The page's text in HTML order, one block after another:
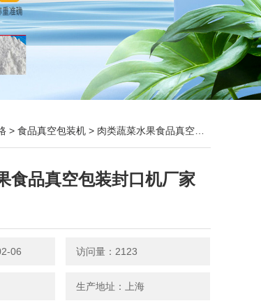
> 食品真空包装机 > 肉类蔬菜水果食品真空包装封口机厂家价格
食品真空包装封口机厂家
06 访问量：2123
生产地址：上海